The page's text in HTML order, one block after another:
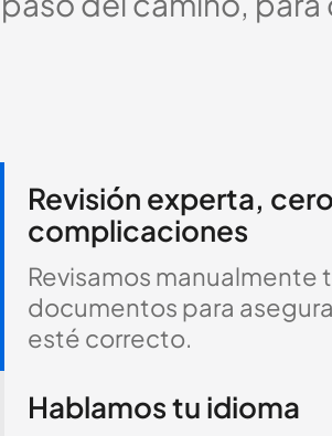
Revisión experta, cero
complicaciones
Revisamos manualmente
documentos para
esté correcto.
Hablamos tu idioma